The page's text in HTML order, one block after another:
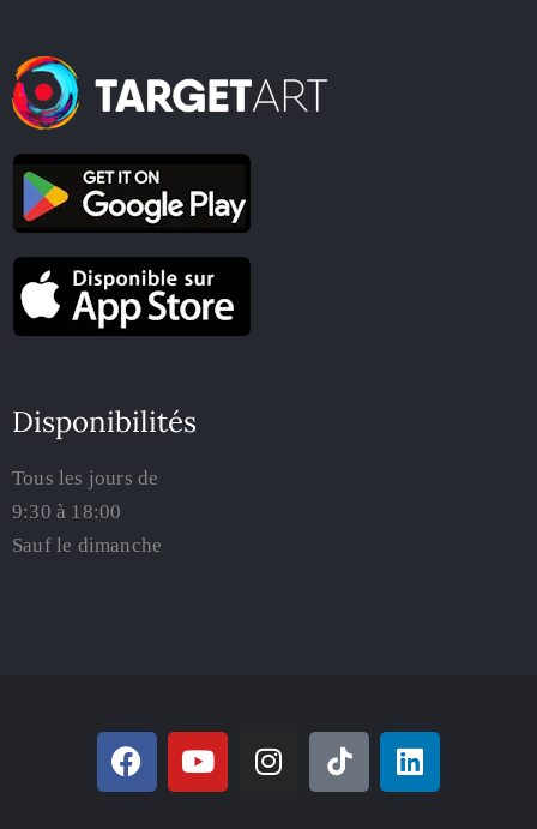
Disponibilités
Tous les jours de
9:30 à 18:00
Sauf le dimanche